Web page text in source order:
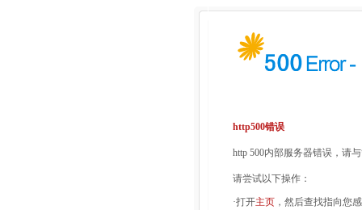
http500错误
http 500内部服务器错误，请
请尝试以下操作：
·打开主页 ，然后查找指向您